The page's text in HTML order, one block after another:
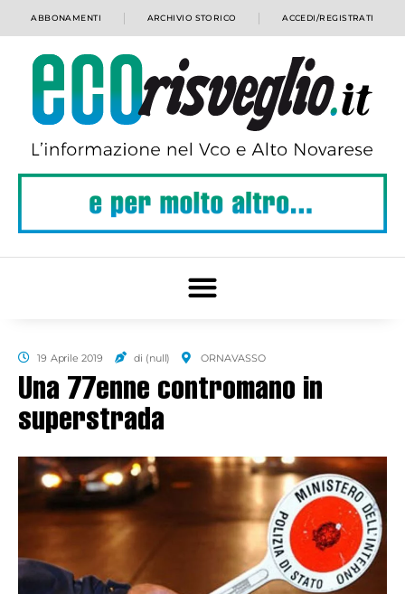
ABBONAMENTI ARCHIVIO STORICO ACCEDI/REGISTRATI
19 Aprile 2019 di (null) ORNAVASSO
Una 77enne contromano in
superstrada